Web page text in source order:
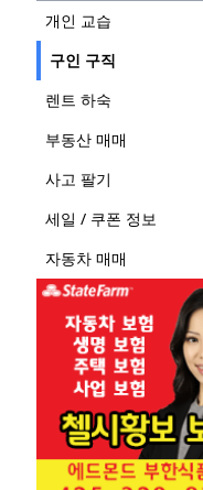
개인 교습
구인 구직
렌트 하숙
부동산 매매
사고 팔기
세일 / 쿠폰 정보
자동차 매매